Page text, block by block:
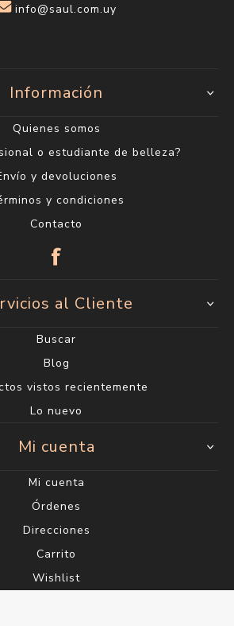
info@saul.com.uy
Información
Quienes somos
o estudiante de belleza?
y devoluciones
y condiciones
Contacto
al Cliente
Buscar
Blog
vistos recientemente
Lo nuevo
Mi cuenta
Mi cuenta
Órdenes
Direcciones
Carrito
Wishlist